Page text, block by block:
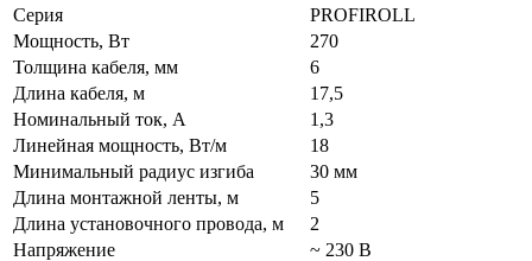
Серия
PROFIROLL
Мощность, Вт
270
Толщина кабеля, мм
6
Длина кабеля, м
17,5
Номинальный ток, А
1,3
Линейная мощность, Вт/м
18
Минимальный радиус изгиба
30 мм
Длина монтажной ленты, м
5
Длина установочного провода, м
2
Напряжение
~ 230 В